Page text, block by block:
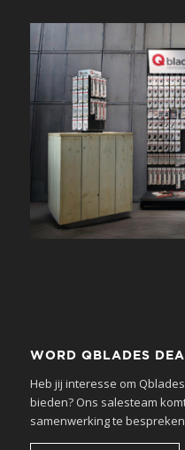
WORD QBLADES
Heb jij interesse om
bieden? Ons salesteam
samenwerking te